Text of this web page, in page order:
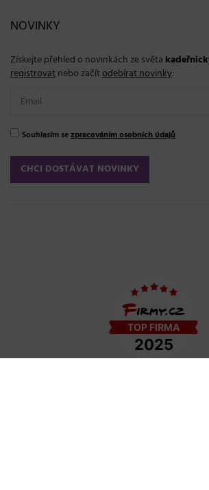
NOVINKY
Získejte přehled o novinkách ze světa
registrovatnebo začítodebírat novinky:
Souhlasím sezpracováním osobních údajů